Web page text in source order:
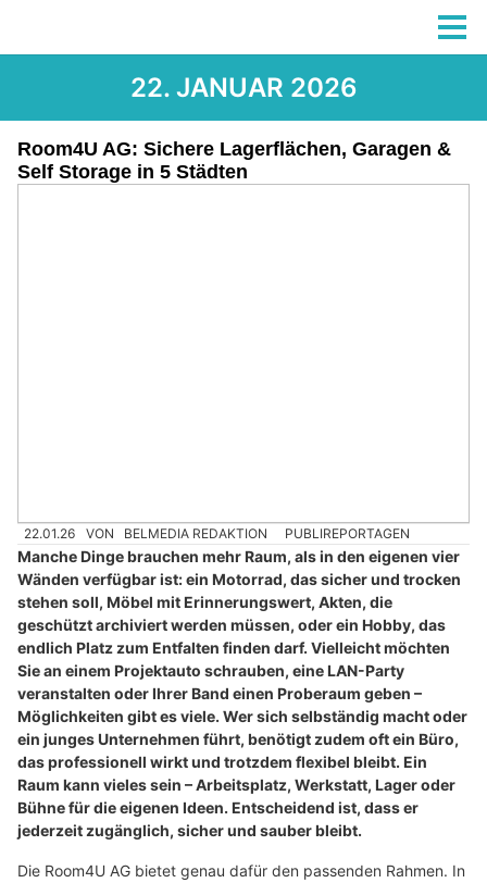
22. JANUAR 2026
Room4U AG: Sichere Lagerflächen, Garagen &
Self Storage in 5 Städten
22.01.26 VON BELMEDIA REDAKTION PUBLIREPORTAGEN
Manche Dinge brauchen mehr Raum, als in den eigenen vier
Wänden verfügbar ist: ein Motorrad, das sicher und trocken
stehen soll, Möbel mit Erinnerungswert, Akten, die
geschützt archiviert werden müssen, oder ein Hobby, das
endlich Platz zum Entfalten finden darf. Vielleicht möchten
Sie an einem Projektauto schrauben, eine LAN-Party
veranstalten oder Ihrer Band einen Proberaum geben –
Möglichkeiten gibt es viele. Wer sich selbständig macht oder
ein junges Unternehmen führt, benötigt zudem oft ein Büro,
das professionell wirkt und trotzdem flexibel bleibt. Ein
Raum kann vieles sein – Arbeitsplatz, Werkstatt, Lager oder
Bühne für die eigenen Ideen. Entscheidend ist, dass er
jederzeit zugänglich, sicher und sauber bleibt.
Die Room4U AG bietet genau dafür den passenden Rahmen. In